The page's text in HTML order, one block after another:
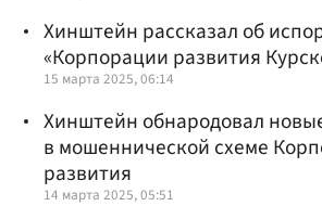
Хинштейн рассказал об
«Корпорации развития
15 марта 2025, 06:14
Хинштейн обнародовал
в мошеннической схеме
развития
14 марта 2025, 05:51